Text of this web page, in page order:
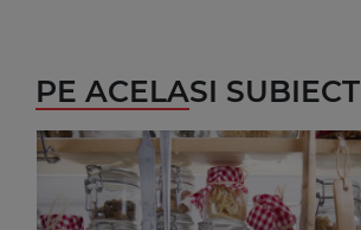
PE ACELASI SUBIECT